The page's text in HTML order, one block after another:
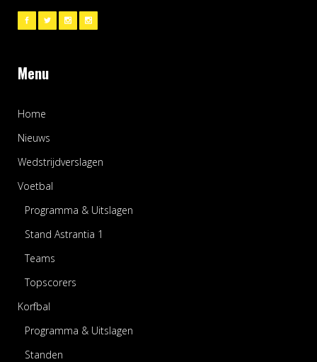
Menu
Home
Nieuws
Wedstrijdverslagen
Voetbal
Programma & Uitslagen
Stand Astrantia 1
Teams
Topscorers
Korfbal
Programma & Uitslagen
Standen